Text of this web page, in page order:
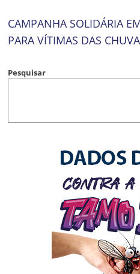
CAMPANHA SOLIDÁRIA
PARA VÍTIMAS DAS
Pesquisar